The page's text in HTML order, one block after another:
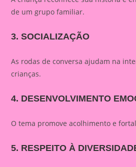
de um grupo familiar.
3. SOCIALIZAÇÃO
As rodas de conversa ajudam na
crianças.
4. DESENVOLVIMENTO
O tema promove acolhimento e
5. RESPEITO À